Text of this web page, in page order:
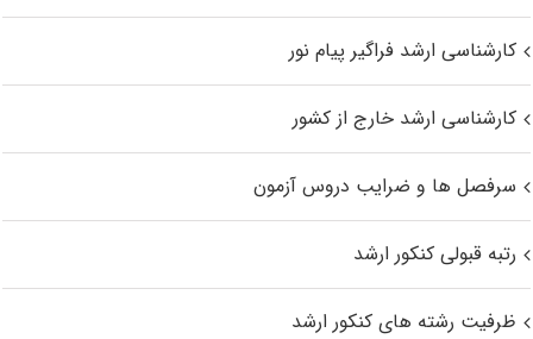
کارشناسی ارشد فراگیر پیام نور
کارشناسی ارشد خارج از کشور
سرفصل ها و ضرایب دروس آزمون
رتبه قبولی کنکور ارشد
ظرفیت رشته های کنکور ارشد